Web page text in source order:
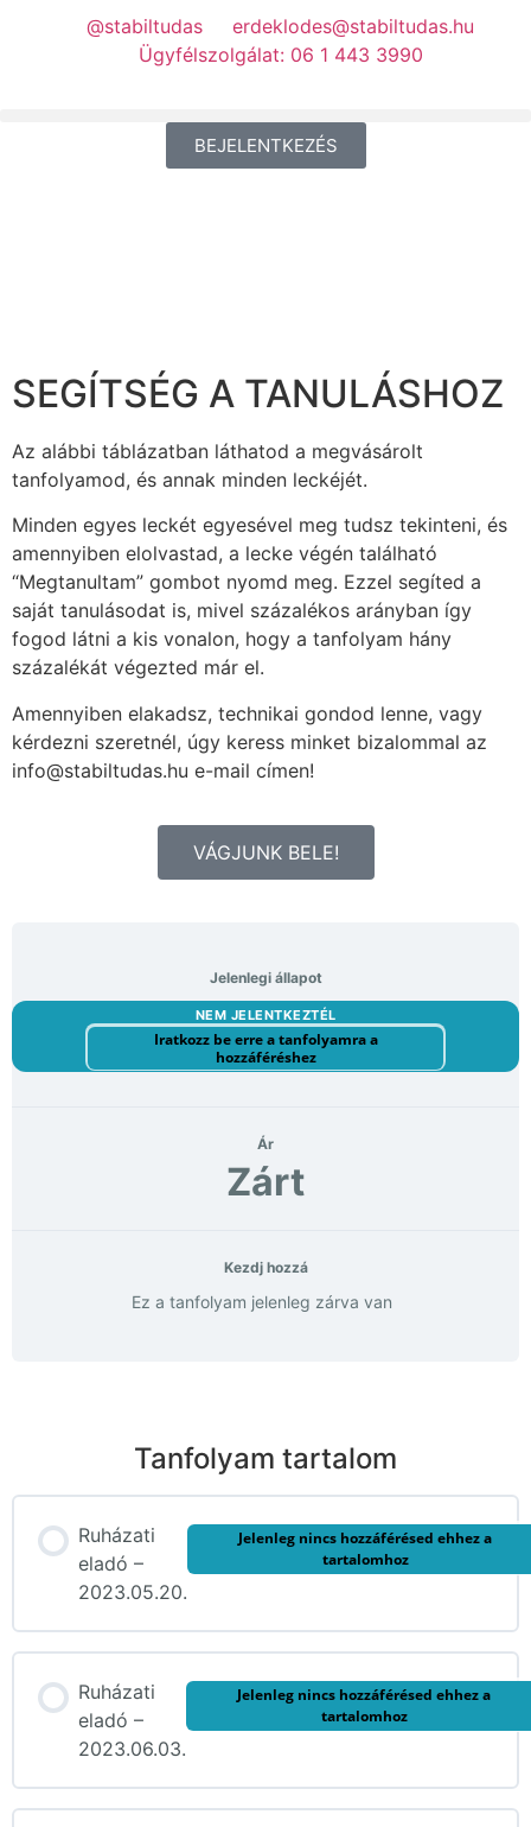
@stabiltudas
erdeklodes@stabiltudas.hu
Ügyfélszolgálat: 06 1 443 3990
BEJELENTKEZÉS
SEGÍTSÉG A TANULÁSHOZ
Az alábbi táblázatban láthatod a megvásárolt
tanfolyamod, és annak minden leckéjét.
Minden egyes leckét egyesével meg tudsz tekinteni, és
amennyiben elolvastad, a lecke végén található
“Megtanultam” gombot nyomd meg. Ezzel segíted a
saját tanulásodat is, mivel százalékos arányban így
fogod látni a kis vonalon, hogy a tanfolyam hány
százalékát végezted már el.
Amennyiben elakadsz, technikai gondod lenne, vagy
kérdezni szeretnél, úgy keress minket bizalommal az
info@stabiltudas.hu e-mail címen!
VÁGJUNK BELE!
Jelenlegi állapot
NEM JELENTKEZTÉL
Iratkozz be erre a tanfolyamra a
hozzáféréshez
Ár
Zárt
Kezdj hozzá
Ez a tanfolyam jelenleg zárva van
Tanfolyam tartalom
Ruházati
eladó –
2023.05.20.
Jelenleg nincs hozzáférésed ehhez a
tartalomhoz
Ruházati
eladó –
2023.06.03.
Jelenleg nincs hozzáférésed ehhez a
tartalomhoz